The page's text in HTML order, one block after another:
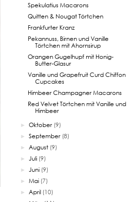
Spekulatius Macarons
Quitten & Nougat Törtchen
Frankfurter Kranz
Pekannuss, Birnen und Vanille
Törtchen mit Ahornsirup
Orangen Gugelhupf mit Honig-
Butter-Glasur
Vanille und Grapefruit Curd Chiffon
Cupcakes
Himbeer Champagner Macarons
Red Velvet Törtchen mit Vanille und
Himbeer
►Oktober (9)
►September (8)
►August (9)
►Juli (9)
►Juni (9)
►Mai (7)
►April (10)